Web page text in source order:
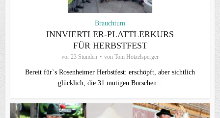
Brauchtum
INNVIERTLER-PLATTLERKURS
FÜR HERBSTFEST
vor 23 Stunden von Toni Hötzelsperger
Bereit für`s Rosenheimer Herbstfest: erschöpft, aber sichtlich
glücklich, die 31 mutigen Burschen...